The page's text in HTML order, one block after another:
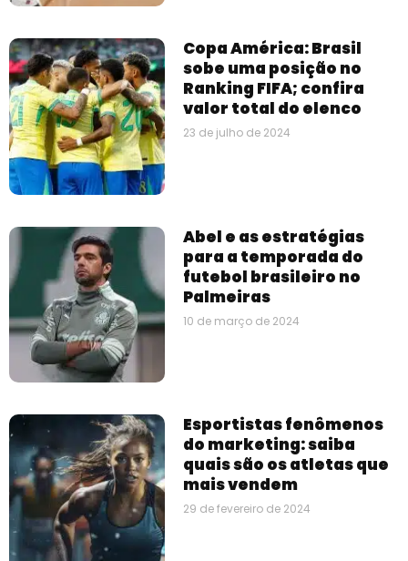
Copa América: Brasil
sobe uma posição no
Ranking FIFA; confira
valor total do elenco
23 de julho de 2024
Abel e as estratégias
para a temporada do
futebol brasileiro no
Palmeiras
10 de março de 2024
Esportistas fenômenos
do marketing: saiba
quais são os atletas que
mais vendem
29 de fevereiro de 2024